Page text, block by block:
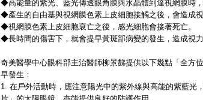
◆高能量的紫光、藍光傳透眼角膜與水晶體到達視網膜時
◆產生的自由基與視網膜色素上皮細胞接觸之後，會造成
◆視網膜色素上皮細胞衰亡之後，感光細胞會接著死亡。
◆長時間的傷害下，就會提早黃斑部病變的發生，造成視
奇美醫學中心眼科部主治醫師柳景豑提供以下幾點「全方
早發生：
1. 在戶外活動時，應注意陽光中的紫外線與高能的紫藍光